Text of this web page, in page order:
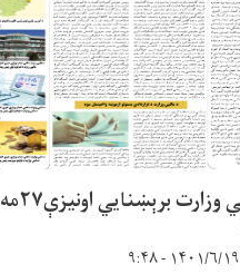
مالیي وزارت برېښنایي اونیزې۲۷مه